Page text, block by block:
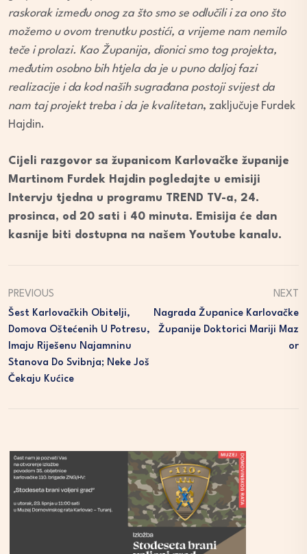
raskorak između onog za što smo se odlučili i za ono što
možemo u ovom trenutku postići, a vrijeme nam nemilo
teče i prolazi. Kao Županija, dionici smo tog projekta,
međutim osobno bih htjela da je u puno daljoj fazi
realizacije i da kod naših sugrađana postoji svijest da
nam taj projekt treba i da je kvalitetan, zaključuje Furdek
Hajdin.
Cijeli razgovor sa županicom Karlovačke županije
Martinom Furdek Hajdin pogledajte u emisiji
Intervju tjedna u programu TREND TV-a, 24.
prosinca, od 20 sati i 40 minuta. Emisija će dan
kasnije biti dostupna na našem Youtube kanalu.
PREVIOUS
Šest Karlovačkih Obitelji,
Domova Oštećenih U Potresu,
Imaju Riješenu Najamninu
Stanova Do Svibnja; Neke Još
Čekaju Kućice
NEXT
Nagrada Županice Karlovačke
Županije Doktorici Mariji Maz
Or